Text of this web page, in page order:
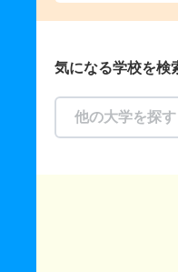
気になる学校を検